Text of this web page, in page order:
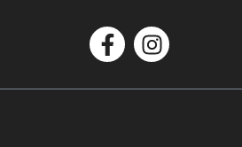
FacebookInstagram